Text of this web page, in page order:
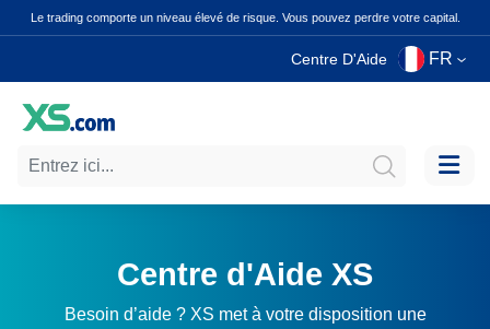
Le trading comporte un niveau élevé de risque. Vous pouvez perdre votre capital.
Centre D'Aide FR
Centre d'Aide XS
Besoin d’aide ? XS met à votre disposition une